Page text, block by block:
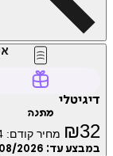
דיגיטלי
מתנה
₪32 מחיר קודם:
במבצע עד: 2026